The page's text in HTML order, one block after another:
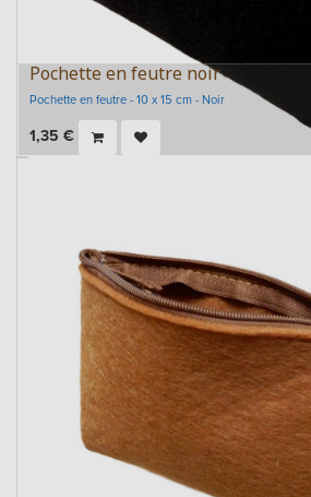
Pochette en feutre noir
Pochette en feutre - 10 x 15 cm - Noir
1,35 €